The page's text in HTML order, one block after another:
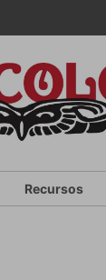
Recursos